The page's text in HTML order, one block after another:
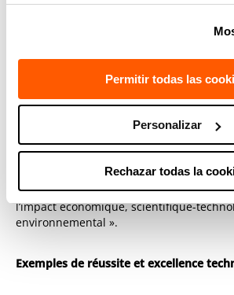
Permitir todas las
Personalizar
Rechazar todas la
cette période, un signe de la confiance
TECNALIA comme un instrument clé de
être plus compétitif ; nous avons ainsi
avec plus de 750 entreprises en 2020,
nous avons créé un réseau croissant de
Belaustegui a affirmé qu’en « 2020, nous
d’un cycle stratégique à TECNALIA dans
nous avons pu confirmer l’augmentation
de notre activité dans différentes
l’impact économique, scientifique-
environnemental ».
Exemples de réussite et excellence